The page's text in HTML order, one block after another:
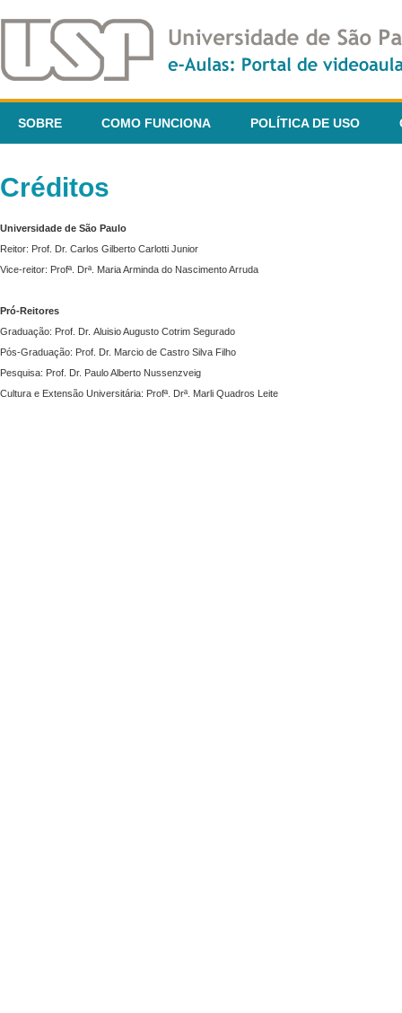
SOBRE COMO FUNCIONA POLÍTICA DE USO
Créditos
Universidade de São Paulo
Reitor: Prof. Dr. Carlos Gilberto Carlotti Junior
Vice-reitor: Profª. Drª. Maria Arminda do Nascimento Arruda
Pró-Reitores
Graduação: Prof. Dr. Aluisio Augusto Cotrim Segurado
Pós-Graduação: Prof. Dr. Marcio de Castro Silva Filho
Pesquisa: Prof. Dr. Paulo Alberto Nussenzveig
Cultura e Extensão Universitária: Profª. Drª. Marli Quadros Leite